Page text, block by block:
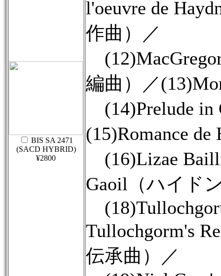
BIS SA 2471
(SACD HYBRID)
¥2800
l'oeuvre de
作曲）／
編曲）／
(14)Prelude in
(15)Romance
(16)Lizae
Gaoil（ハイド
Tullochgorm's
伝承曲）／